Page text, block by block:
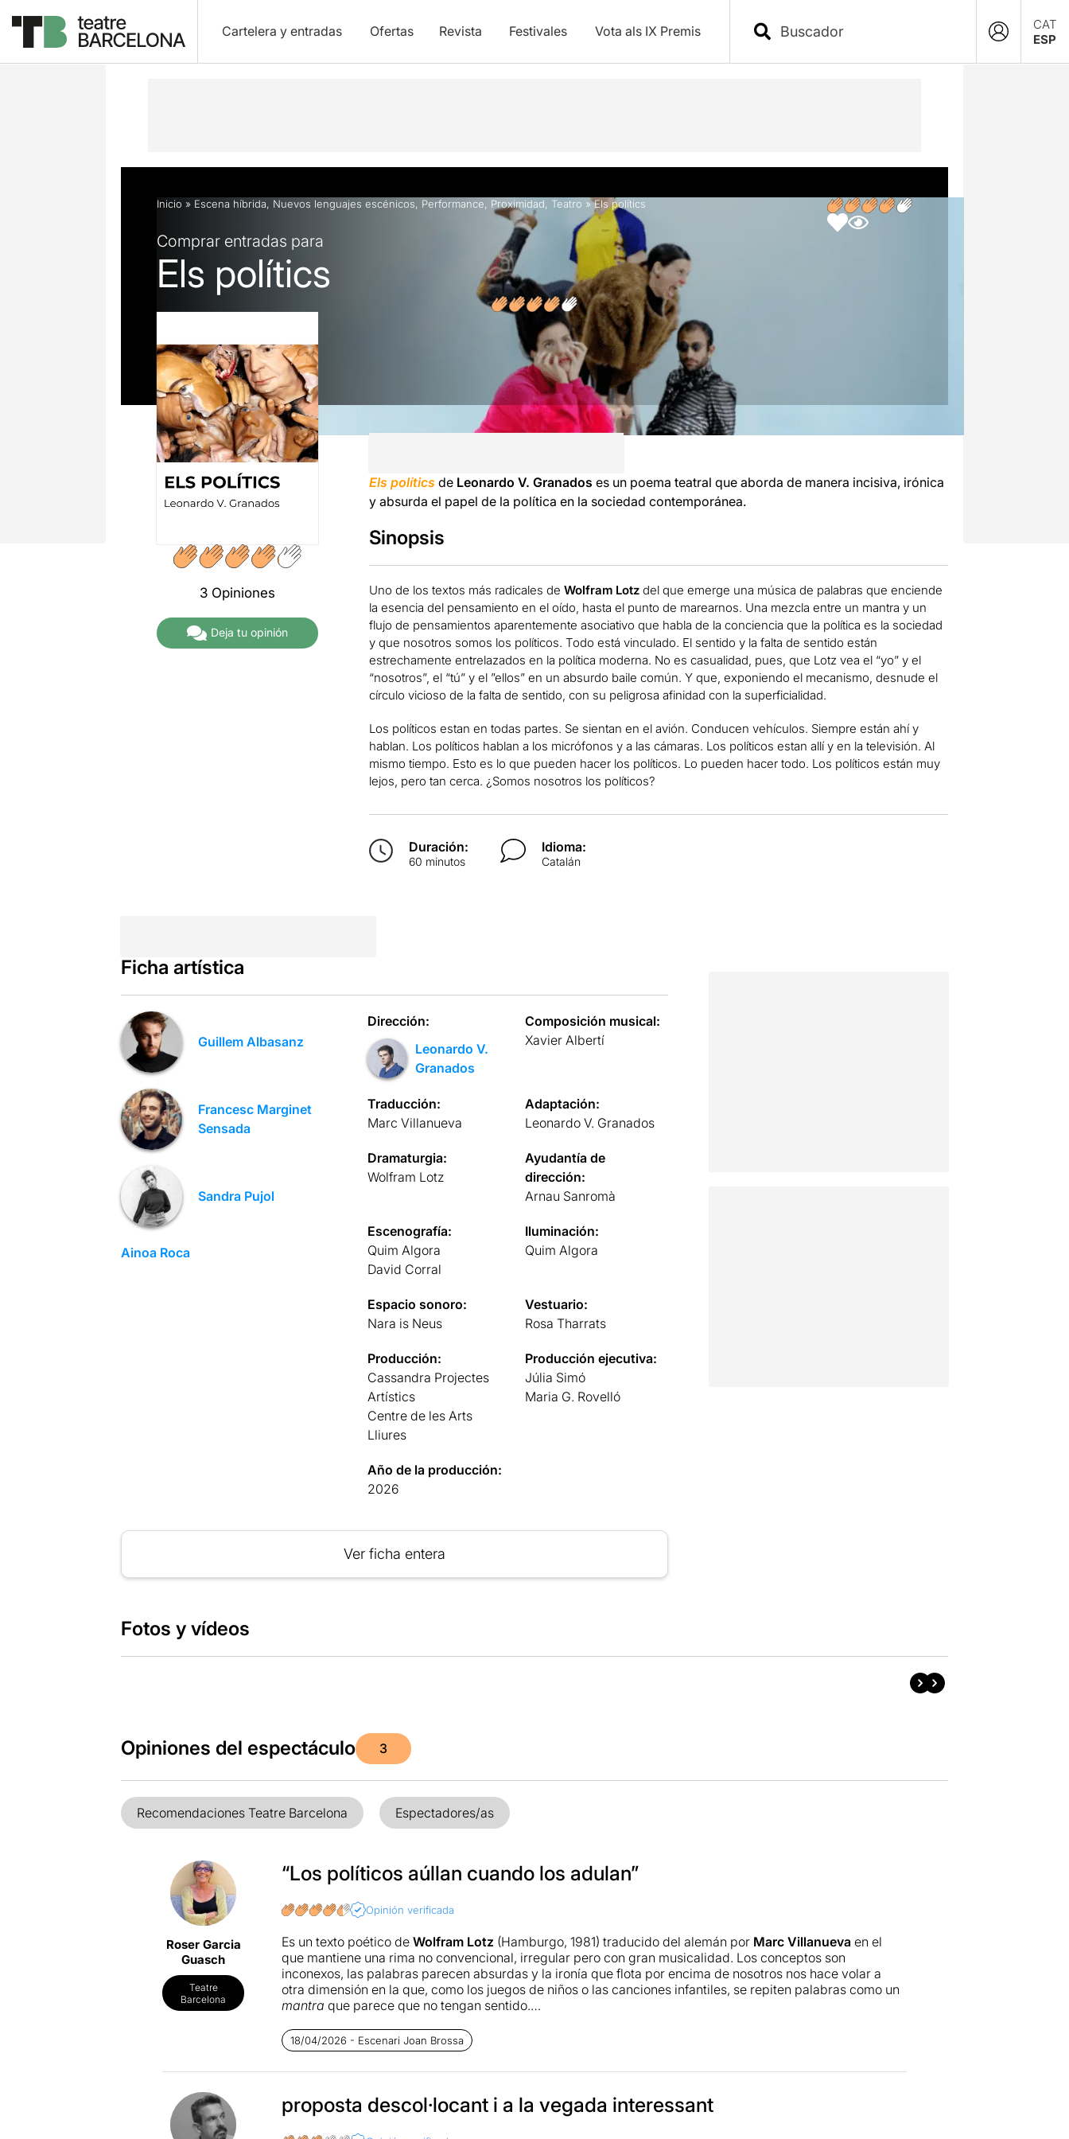
Cartelera y entradas Ofertas Revista Festivales Vota als IX Premis
CAT
ESP
Descripción Ficha artística Fotos y vídeos Opiniones
Inicio » Escena híbrida, Nuevos lenguajes escénicos, Performance, Proximidad, Teatro »Els polítics
Comprar entradas para
Els polítics
3 Opiniones
Deja tu opinión
Els polítics de Leonardo V. Granados es un poema teatral que aborda de manera incisiva, irónica
y absurda el papel de la política en la sociedad contemporánea.
Sinopsis
Uno de los textos más radicales de Wolfram Lotz del que emerge una música de palabras que enciende
la esencia del pensamiento en el oído, hasta el punto de marearnos. Una mezcla entre un mantra y un
flujo de pensamientos aparentemente asociativo que habla de la conciencia que la política es la sociedad
y que nosotros somos los políticos. Todo está vinculado. El sentido y la falta de sentido están
estrechamente entrelazados en la política moderna. No es casualidad, pues, que Lotz vea el “yo” y el
“nosotros”, el “tú” y el ”ellos” en un absurdo baile común. Y que, exponiendo el mecanismo, desnude el
círculo vicioso de la falta de sentido, con su peligrosa afinidad con la superficialidad.
Los políticos estan en todas partes. Se sientan en el avión. Conducen vehículos. Siempre están ahí y
hablan. Los políticos hablan a los micrófonos y a las cámaras. Los políticos estan allí y en la televisión. Al
mismo tiempo. Esto es lo que pueden hacer los políticos. Lo pueden hacer todo. Los políticos están muy
lejos, pero tan cerca. ¿Somos nosotros los políticos?
Duración:
60 minutos
Idioma:
Catalán
Ficha artística
Guillem Albasanz
Francesc Marginet
Sensada
Sandra Pujol
Ainoa Roca
Dirección:
Leonardo V.
Granados
Composición musical:
Xavier Albertí
Traducción:
Marc Villanueva
Adaptación:
Leonardo V. Granados
Dramaturgia:
Wolfram Lotz
Ayudantía de
dirección:
Arnau Sanromà
Escenografía:
Quim Algora
David Corral
Iluminación:
Quim Algora
Espacio sonoro:
Nara is Neus
Vestuario:
Rosa Tharrats
Producción:
Cassandra Projectes
Artístics
Centre de les Arts
Lliures
Producción ejecutiva:
Júlia Simó
Maria G. Rovelló
Año de la producción:
2026
Ver ficha entera
Fotos y vídeos
Opiniones del espectáculo 3
Recomendaciones Teatre Barcelona Espectadores/as
Roser Garcia
Guasch
Teatre
Barcelona
“Los políticos aúllan cuando los adulan”
Opinión verificada
Es un texto poético de Wolfram Lotz (Hamburgo, 1981) traducido del alemán por Marc Villanueva en el
que mantiene una rima no convencional, irregular pero con gran musicalidad. Los conceptos son
inconexos, las palabras parecen absurdas y la ironía que flota por encima de nosotros nos hace volar a
otra dimensión en la que, como los juegos de niños o las canciones infantiles, se repiten palabras como un
mantra que parece que no tengan sentido.
Leonardo V. Granadosha hecho una adaptación de un texto único sin personajes que podía haber sido
interpretado de muchas formas. Según él, podría haber sido un monólogo, un dúo, un recitado coral. Lotz
deja las manos libres a los adaptadores y directores para que hagan su versión más propia. Granados ha
Marginet, Sandra Pujol y Ainoa Roca que comienzan y terminan esta pieza sorprendente, divertida,
magnética, como unespectáculo de varietés. Los cuatro van repitiendo frases juntos, la más repetida es
“los políticos“. Con movimientos sincopados y al mismo tiempo, se van sucediendo las escenas inconexas
18/04/2026 - Escenari Joan Brossa
proposta descol·locant i a la vegada interessant